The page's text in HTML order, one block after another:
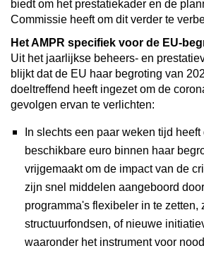
biedt om het prestatiekader en de
Commissie heeft om dit verder te
Het AMPR specifiek voor de EU-
Uit het jaarlijkse beheers- en
blijkt dat de EU haar begroting van
doeltreffend heeft ingezet om de
gevolgen ervan te verlichten:
In slechts een paar weken tijd
beschikbare euro binnen haar
vrijgemaakt om de impact van de
zijn snel middelen aangeboord
programma's flexibeler in te zetten,
structuurfondsen, of nieuwe
waaronder het instrument voor